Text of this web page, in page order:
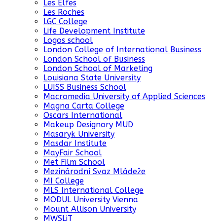
Les Elfes
Les Roches
LGC College
Life Development Institute
Logos school
London College of International Business
London School of Business
London School of Marketing
Louisiana State University
LUISS Business School
Macromedia University of Applied Sciences
Magna Carta College
Oscars International
Makeup Designory MUD
Masaryk University
Masdar Institute
MayFair School
Met Film School
Mezinárodní Svaz Mládeže
MI College
MLS International College
MODUL University Vienna
Mount Allison University
MWSLiT